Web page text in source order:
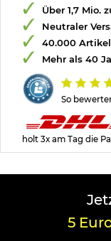
Bitte beachten Sie
Verantwortliche
So
Über 1,7 Mio.
Neutraler
40.000
Mehr als 40
holt 3x am Tag die
5